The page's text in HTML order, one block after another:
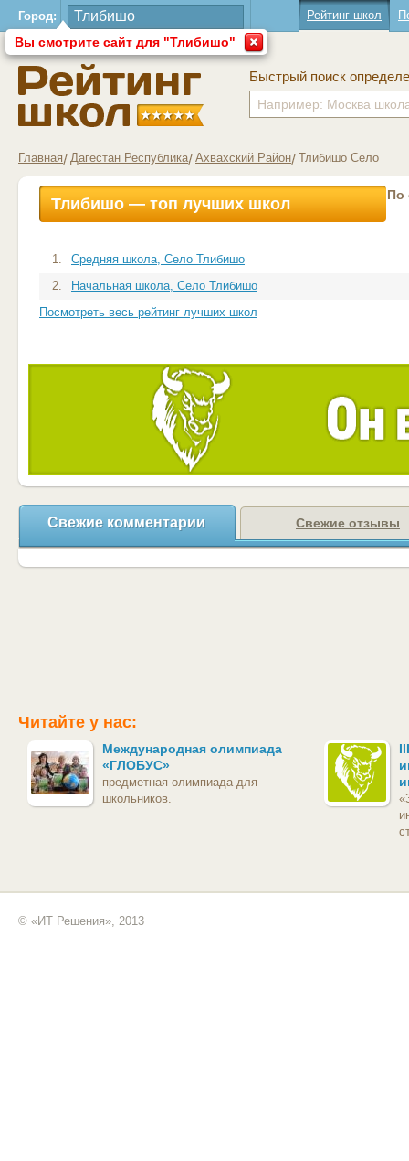
Город:
Вы смотрите сайт для "Тлибишо"
Рейтинг школ
Быстрый поиск
Главная Дагестан Республика Ахвахский Район Тлибишо Село
Тлибишо — топ лучших школ По
1.
Средняя школа, Село Тлибишо
2.
Начальная школа, Село Тлибишо
Посмотреть весь рейтинг лучших школ
Свежие комментарии Свежие отзывы
Читайте у нас:
Международная олимпиада
«ГЛОБУС»
предметная олимпиада для
школьников.
© «ИТ Решения», 2013